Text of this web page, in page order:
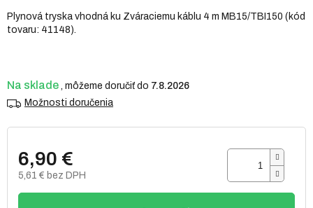
Na sklade
7.8.2026
Možnosti doručenia
6,90 €
5,61 € bez DPH
Jednotková
Plynová tryska vhodná ku Zváraciemu káblu 4 m MB15/TBI150 (kód
tovaru: 41148).
5
hviezdičiek.